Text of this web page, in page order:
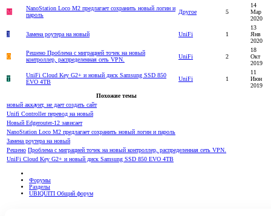
M
NanoStation Loco M2 предлагает сохранить новый логин и
пароль
Другое 5
14
Мар
2020
З Замена роутера на новый UniFi 1
13
Янв
2020
O
Решено Проблема с миграцией точек на новый
контроллер, распределенная сеть VPN.
UniFi 2
18
Окт
2019
T
UniFi Cloud Key G2+ и новый диск Samsung SSD 850
EVO 4TB
UniFi 1
11
Июн
2019
Похожие темы
новый аккаунт, не дает создать сайт
Unifi Controller перевод на новый
Новый Edgerouter-12 зависает
NanoStation Loco M2 предлагает сохранить новый логин и пароль
Замена роутера на новый
Решено Проблема с миграцией точек на новый контроллер, распределенная сеть VPN.
UniFi Cloud Key G2+ и новый диск Samsung SSD 850 EVO 4TB
Форумы
Разделы
UBIQUITI Общий форум